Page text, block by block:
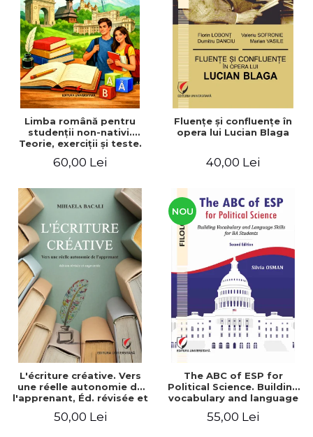
ADMINISTRATIVE
ȘTIINȚE ECONOMICE
ȘTIINȚE EXACTE
EDUCAȚIE FIZICĂ ȘI SPORT
PREUNIVERSITARIA
TIMP LIBER
ÎN CURS DE APARIȚIE
NOUTĂȚI
PACHETE DE STUDIU
ULTIMELE EXEMPLARE
Cum Cumpăr
Livrare
Politica de Retur
Formular de Retur
Distribuitori
Limba română pentru
studenţii non-nativi.
Teorie, exerciţii şi teste.
60,00 Lei
Fluenţe şi confluenţe în
opera lui Lucian Blaga
40,00 Lei
L'écriture créative. Vers
une réelle autonomie de
l'apprenant, Éd. révisée et
50,00 Lei
NOU
The ABC of ESP for
Political Science. Building
vocabulary and language
55,00 Lei